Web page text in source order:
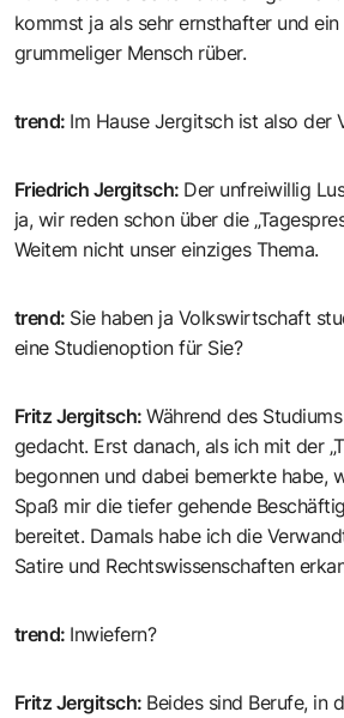
kommst ja als sehr ernsthafter und
grummeliger Mensch rüber.
trend: Im Hause Jergitsch ist also der
Friedrich Jergitsch: Der unfreiwillig
ja, wir reden schon über die
Weitem nicht unser einziges Thema.
trend: Sie haben ja Volkswirtschaft
eine Studienoption für Sie?
Fritz Jergitsch:Während des
gedacht. Erst danach, als ich mit der
begonnen und dabei bemerkte habe,
Spaß mir die tiefer gehende
bereitet. Damals habe ich die
Satire und Rechtswissenschaften
trend: Inwiefern?
Fritz Jergitsch: Beides sind Berufe, in